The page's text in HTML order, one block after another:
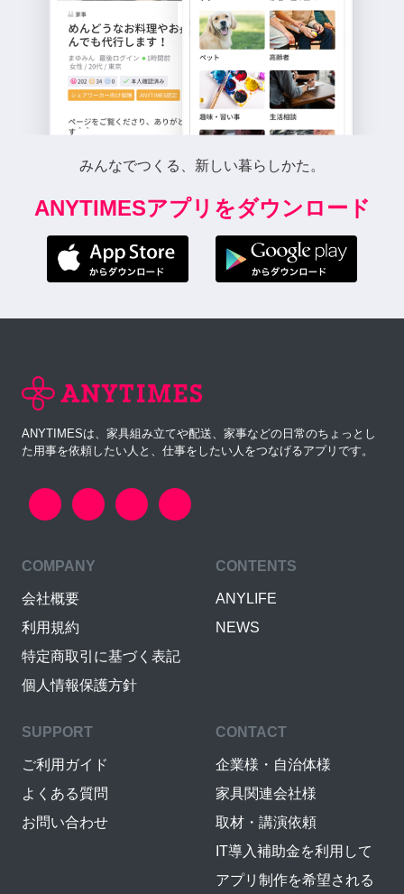
みんなでつくる、新しい暮らしかた。
ANYTIMESアプリをダウンロード
ANYTIMESは、家具組み立てや配送、家事などの日常のちょっとし
た用事を依頼したい人と、仕事をしたい人をつなげるアプリです。
COMPANY
会社概要
利用規約
特定商取引に基づく表記
個人情報保護方針
CONTENTS
ANYLIFE
NEWS
SUPPORT
ご利用ガイド
よくある質問
お問い合わせ
CONTACT
企業様・自治体様
家具関連会社様
取材・講演依頼
IT導入補助金を利用して
アプリ制作を希望される